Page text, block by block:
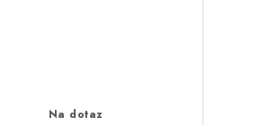
Na dotaz